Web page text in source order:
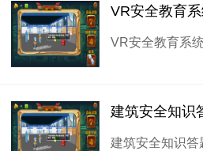
VR安全教育
VR安全教育系
建筑安全知识
建筑安全知识答